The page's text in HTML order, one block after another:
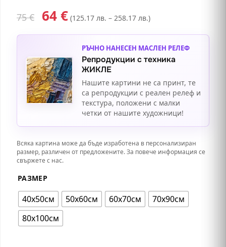
75€ 64€ (125.17 лв. – 258.17 лв.)
РЪЧНО НАНЕСЕН МАСЛЕН РЕЛЕФ
Репродукции с техника
ЖИКЛЕ
Нашите картини не са принт, те
са репродукции с реален релеф и
текстура, положени с малки
четки от нашите художници!
Всяка картина може да бъде изработена в персонализиран
размер, различен от предложените. За повече информация се
свържете с нас.
РАЗМЕР
40х50см 50x60см 60х70см
70x90см
80х100см